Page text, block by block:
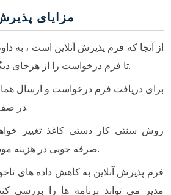
مزایای
از آنجا که فرم پذیرش آنلاین است ، به
تا فرم درخواست را از هرجای دیگر و هر زمان پر کنند.
برای دریافت فرم درخواست و ارسال
در صف های طولانی نیست.
روش سنتی کار دستی کاغذ تغییر
صرفه جویی در هزینه موسسات کمک می کند.
فرم پذیرش آنلاین به کاهش داده های
مدیر می تواند برنامه ها را بررسی